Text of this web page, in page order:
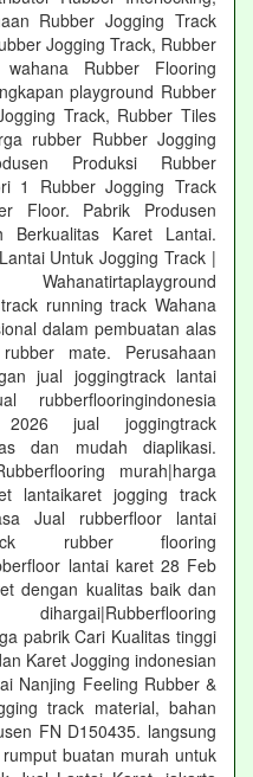
Rubber Jogging Track
Jogging Track, Rubber
Rubber Flooring
playground Rubber
Track, Rubber Tiles
rubber Rubber Jogging
Produksi Rubber
1 Rubber Jogging Track
Floor. Pabrik Produsen
Berkualitas Karet Lantai.
Untuk Jogging Track |
running track Wahana
dalam pembuatan alas
mate. Perusahaan
jual joggingtrack lantai
rubberflooringindonesia
jual joggingtrack
dan mudah diaplikasi.
murah|harga
lantaikaret jogging track
Jual rubberfloor lantai
rubber flooring
lantai karet 28 Feb
dengan kualitas baik dan
pabrik Cari Kualitas tinggi
Karet Jogging indonesian
Nanjing Feeling Rubber &
track material, bahan
FN D150435. langsung
buatan murah untuk